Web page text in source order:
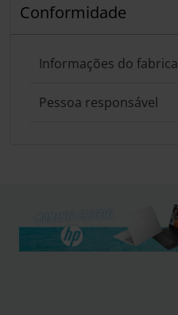
Conformidade
Informações do
Pessoa responsável